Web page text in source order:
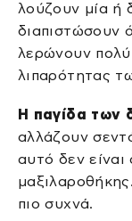
λούζουν μία ή
διαπιστώσουν
λερώνουν
λιπαρότητας
Η παγίδα των
αλλάζουν
αυτό δεν
πιο συχνά.